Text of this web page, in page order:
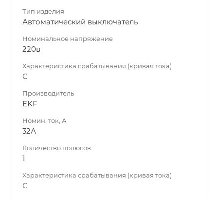
Тип изделия
Автоматический выключатель
Номинальное напряжение
220в
Характеристика срабатывания (кривая тока)
C
Производитель
EKF
Номин. ток, А
32А
Количество полюсов
1
Характеристика срабатывания (кривая тока)
C